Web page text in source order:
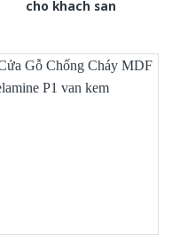
cho khach san